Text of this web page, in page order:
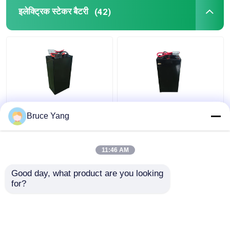
इलेक्ट्रिक स्टेकर बैटरी (42)
लिथियम इलेक्ट्रिक स्टैकर
बैटरी फोर्कलिफ्ट 48V IP54
Bruce Yang
11:46 AM
Good day, what product are you looking
for?